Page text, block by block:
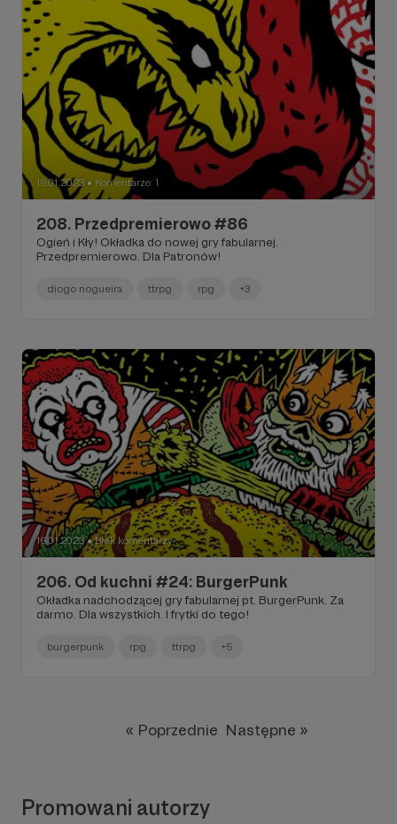
19.01.2023 ● Komentarze: 1
208. Przedpremierowo #86
Ogień i Kły! Okładka do nowej gry fabularnej.
Przedpremierowo. Dla Patronów!
diogo nogueira ttrpg rpg +3
16.01.2023 ● Brak komentarzy
206. Od kuchni #24: BurgerPunk
Okładka nadchodzącej gry fabularnej pt. BurgerPunk. Za
darmo. Dla wszystkich. I frytki do tego!
burgerpunk rpg ttrpg +5
« Poprzednie Następne »
Promowani autorzy